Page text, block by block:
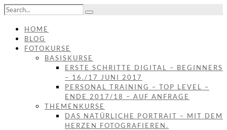
HOME
BLOG
FOTOKURSE
BASISKURSE
ERSTE SCHRITTE DIGITAL – BEGINNERS
– 16./17 JUNI 2017
PERSONAL TRAINING – TOP LEVEL –
ENDE 2017/18 – AUF ANFRAGE
THEMENKURSE
DAS NATÜRLICHE PORTRAIT – MIT DEM
HERZEN FOTOGRAFIEREN.